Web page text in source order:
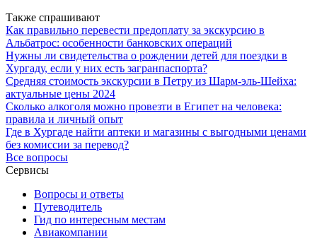
Также спрашивают
Как правильно перевести предоплату за экскурсию в
Альбатрос: особенности банковских операций
Нужны ли свидетельства о рождении детей для поездки в
Хургаду, если у них есть загранпаспорта?
Средняя стоимость экскурсии в Петру из Шарм-эль-Шейха:
актуальные цены 2024
Сколько алкоголя можно провезти в Египет на человека:
правила и личный опыт
Где в Хургаде найти аптеки и магазины с выгодными ценами
без комиссии за перевод?
Все вопросы
Сервисы
Вопросы и ответы
Путеводитель
Гид по интересным местам
Авиакомпании